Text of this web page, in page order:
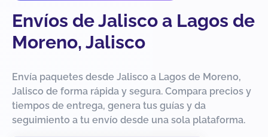
Envíos de Jalisco a Lagos de
Moreno, Jalisco
Envía paquetes desde Jalisco a Lagos de Moreno,
Jalisco de forma rápida y segura. Compara precios y
tiempos de entrega, genera tus guías y da
seguimiento a tu envío desde una sola plataforma.